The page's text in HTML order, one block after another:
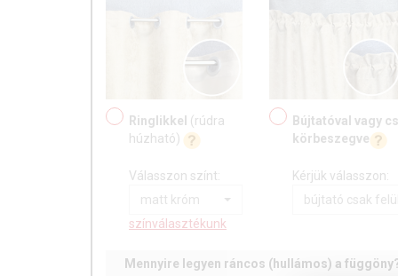
Ringlikkel (rúdra
húzható)
Válasszon színt:
matt króm
színválasztékunk
Bújtatóval vagy
körbeszegve
Kérjük válasszon:
bújtató csak felül
Mennyire legyen ráncos (hullámos) a